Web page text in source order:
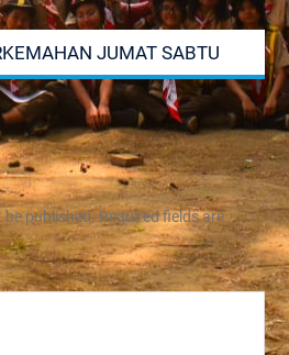
JUMAT SABTU
be published. Required fields are